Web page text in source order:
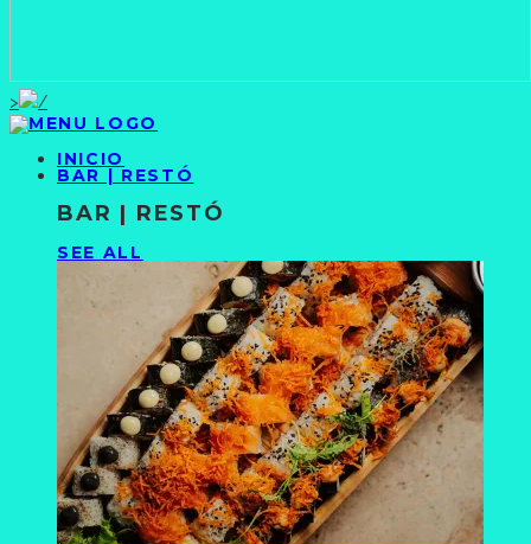
>
INICIO
BAR | RESTÓ
BAR | RESTÓ
SEE ALL